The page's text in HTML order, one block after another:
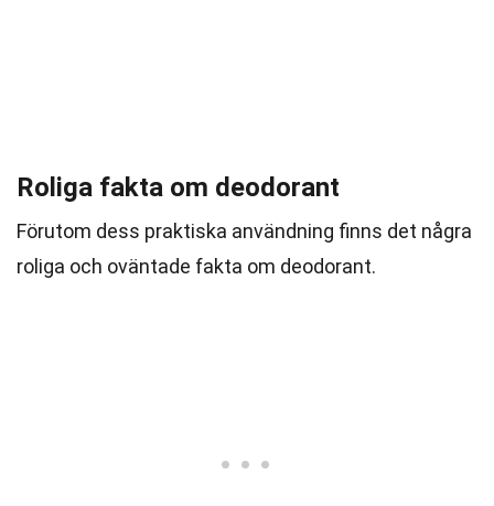
Roliga fakta om deodorant
Förutom dess praktiska användning finns det några
roliga och oväntade fakta om deodorant.